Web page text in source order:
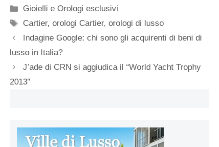
Categorie
Gioielli e Orologi esclusivi
Tag
Cartier,orologi Cartier,orologi di lusso
Indagine Google: chi sono gli acquirenti di beni di
lusso in Italia?
J’ade di CRN si aggiudica il “World Yacht Trophy
2013”